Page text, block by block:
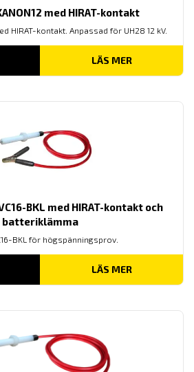
med HIRAT-kontakt
HIRAT-kontakt. Anpassad för UH28 12 kV.
LÄS MER
BKL med HIRAT-kontakt och
batteriklämma
BKL för högspänningsprov.
LÄS MER